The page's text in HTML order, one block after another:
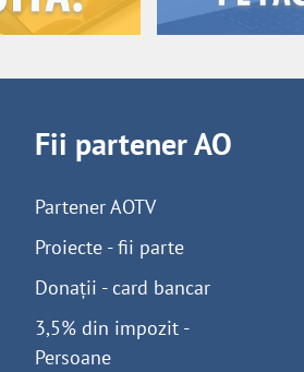
Fii partener AO
Partener AOTV
Proiecte - fii parte
Donații - card bancar
3,5% din impozit -
Persoane